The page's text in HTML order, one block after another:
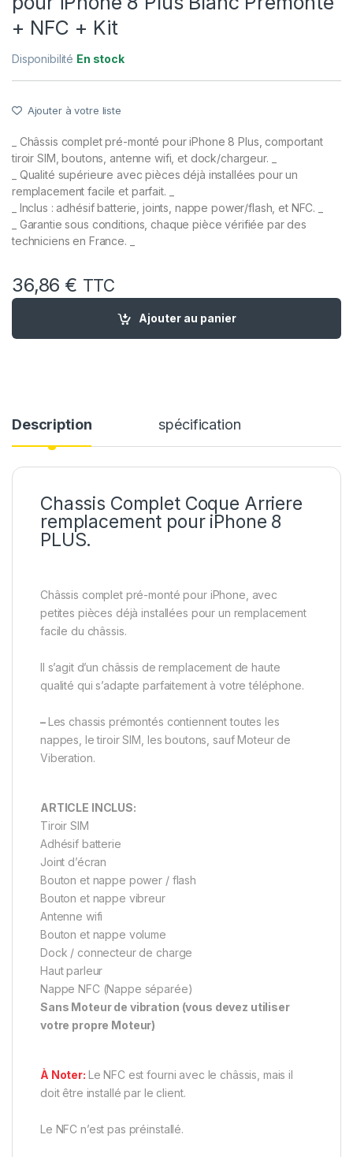
+ NFC + Kit
Disponibilité En stock
Ajouter à votre liste
_ Châssis complet pré-monté pour iPhone 8 Plus, comportant
tiroir SIM, boutons, antenne wifi, et dock/chargeur. _
_ Qualité supérieure avec pièces déjà installées pour un
remplacement facile et parfait. _
_ Inclus : adhésif batterie, joints, nappe power/flash, et NFC. _
_ Garantie sous conditions, chaque pièce vérifiée par des
techniciens en France. _
36,86 € TTC
quantité de Chassis Complet Remplacement pour iPhone 8
Ajouter au panier
Description spécification
Chassis Complet Coque Arriere
remplacement pour iPhone 8
PLUS.
Châssis complet pré-monté pour iPhone, avec
petites pièces déjà installées pour un remplacement
facile du châssis.
Il s’agit d’un châssis de remplacement de haute
qualité qui s’adapte parfaitement à votre téléphone.
–Les chassis prémontés contiennent toutes les
nappes, le tiroir SIM, les boutons, sauf Moteur de
Viberation.
ARTICLE INCLUS:
Tiroir SIM
Adhésif batterie
Joint d’écran
Bouton et nappe power / flash
Bouton et nappe vibreur
Antenne wifi
Bouton et nappe volume
Dock / connecteur de charge
Haut parleur
Nappe NFC (Nappe séparée)
Sans Moteur de vibration (vous devez utiliser
votre propre Moteur)
À Noter: Le NFC est fourni avec le châssis, mais il
doit être installé par le client.
Le NFC n’est pas préinstallé.